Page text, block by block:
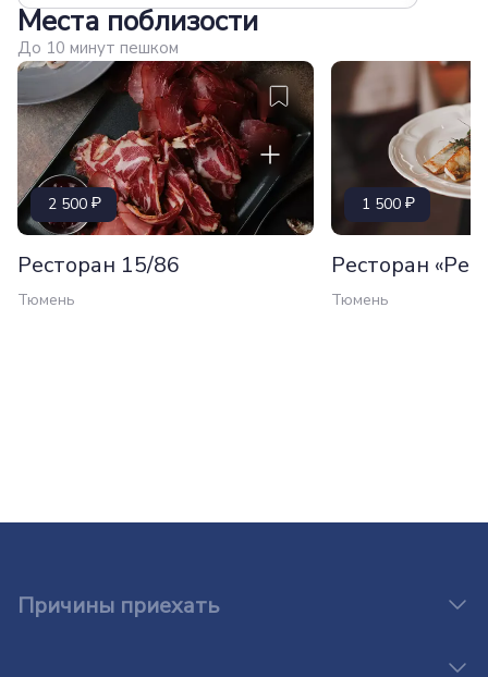
Места поблизости
До 10 минут пешком
2 500
Ресторан 15/86
Тюмень
1 500
Ресторан
Тюмень
Причины приехать